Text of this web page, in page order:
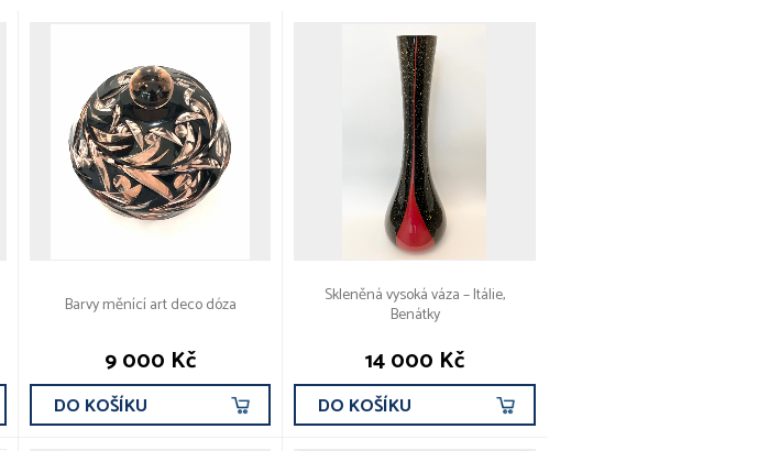
Barvy měnící art deco dóza
9 000 Kč
DO KOŠÍKU
Skleněná vysoká váza – Itálie,
Benátky
14 000 Kč
DO KOŠÍKU